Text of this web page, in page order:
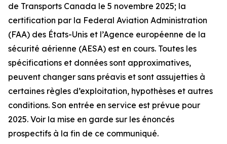
de Transports Canada le 5 novembre 2025; la
certification par la Federal Aviation Administration
(FAA) des États-Unis et l’Agence européenne de la
sécurité aérienne (AESA) est en cours. Toutes les
spécifications et données sont approximatives,
peuvent changer sans préavis et sont assujetties à
certaines règles d’exploitation, hypothèses et autres
conditions. Son entrée en service est prévue pour
2025. Voir la mise en garde sur les énoncés
prospectifs à la fin de ce communiqué.